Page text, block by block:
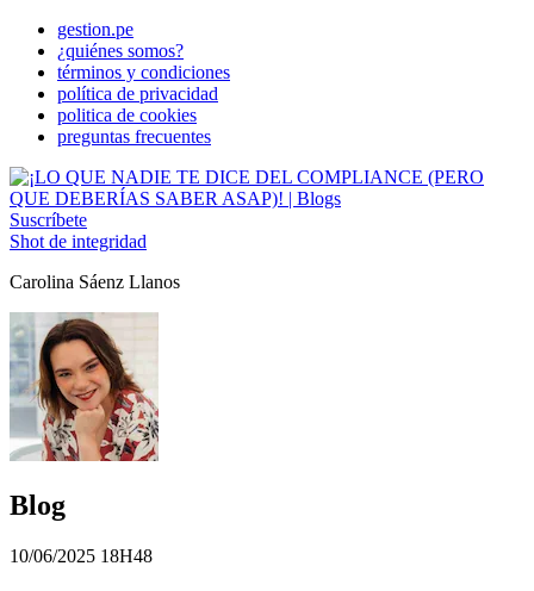
gestion.pe
¿quiénes somos?
términos y condiciones
política de privacidad
politica de cookies
preguntas frecuentes
Suscríbete
Shot de integridad
Carolina Sáenz Llanos
Blog
10/06/2025 18H48